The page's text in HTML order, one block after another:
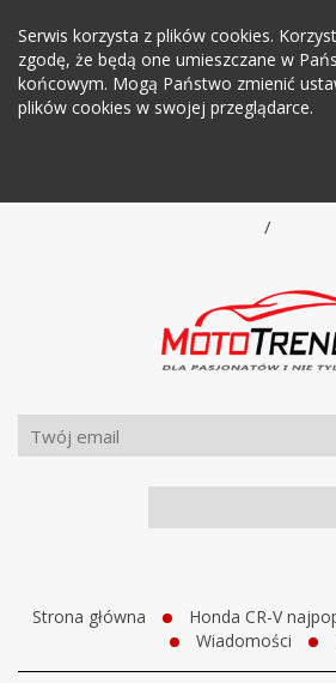
Serwis korzysta z plików cookies.
zgodę, że będą one umieszczane w
końcowym. Mogą Państwo zmienić
plików cookies w swojej przeglądarce.
/
Strona główna
Honda CR-V
Wiadomości